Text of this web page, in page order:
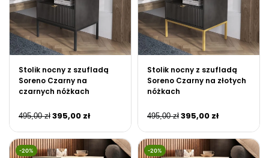
Stolik nocny z szufladą
Soreno Czarny na
czarnych nóżkach
495,00zł 395,00 zł
Stolik nocny z szufladą
Soreno Czarny na złotych
nóżkach
495,00zł 395,00 zł
-20% -20%